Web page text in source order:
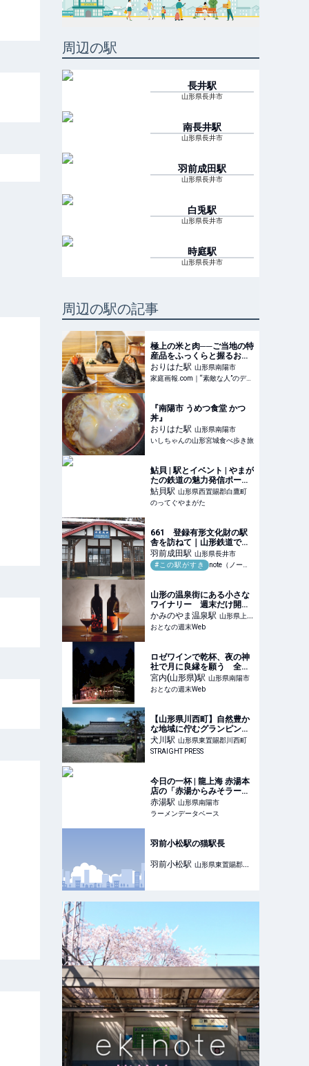
周辺の駅
長井駅
山形県長井市
南長井駅
山形県長井市
羽前成田駅
山形県長井市
白兎駅
山形県長井市
時庭駅
山形県長井市
周辺の駅の記事
極上の米と肉──ご当地の特
産品をふっくらと握るおに
ぎり専門店「オニギリ ヤマ
サイ」【山形】 | 家庭画
報.com｜“素敵な人”のディ
おりはた駅 山形県南陽市
家庭画報.com｜“素敵な人”のディレクトリ
『南陽市 うめつ食堂 かつ
丼』
おりはた駅 山形県南陽市
いしちゃんの山形宮城食べ歩き旅
鮎貝 | 駅とイベント | やまが
たの鉄道の魅力発信ポータ
ルサイト
鮎貝駅 山形県西置賜郡白鷹町
のってぐやまがた
661 登録有形文化財の駅
舎を訪ねて｜山形鉄道でめ
ぐる木造駅舎の旅｜ミヤコ
カエデ（Miyako Kaede)
羽前成田駅 山形県長井市
#この駅がすき
note（ノート）
山形の温泉街にある小さな
ワイナリー 週末だけ開く
ワインスタンドで作り手を
目の前に語らう、貴重な体
験だった - おとなの週末
かみのやま温泉駅 山形県上山
市
おとなの週末Web
ロゼワインで乾杯、夜の神
社で月に良縁を願う 全国
から参拝者が訪れる山形
「熊野大社」の祈願祭がロ
マンティック過ぎた - おと
宮内(山形県)駅 山形県南陽市
おとなの週末Web
【山形県川西町】自然豊か
な地域に佇むグランピング
のできる古民家宿「いにし
えの宿おへそ」オープン！
犬川駅 山形県東置賜郡川西町
STRAIGHT PRESS
今日の一杯 | 龍上海 赤湯本
店の「赤湯からみそラーメ
ン 950円」 | ラーメンデー
タベース
赤湯駅 山形県南陽市
ラーメンデータベース
羽前小松駅の猫駅長
羽前小松駅 山形県東置賜郡川